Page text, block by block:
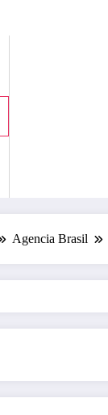
Agencia Brasil